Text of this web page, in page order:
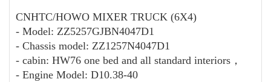
CNHTC/HOWO MIXER TRUCK (6X4)
- Model: ZZ5257GJBN4047D1
- Chassis model: ZZ1257N4047D1
- cabin: HW76 one bed and all standard interiors，
- Engine Model: D10.38-40